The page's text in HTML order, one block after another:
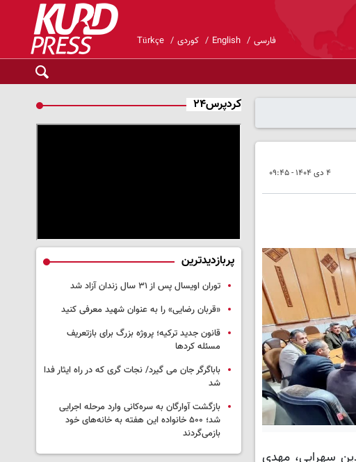
فارسی English کوردی Türkçe
۴ دی ۱۴۰۴ - ۰۹:۴۵
سهرابی، مهدی
کردپرس۲۴
پربازدیدترین
توران اویسال پس از ۳۱ سال زندان آزاد شد
«قربان رضایی» را به عنوان شهید معرفی کنید
قانون جدید ترکیه؛ پروژه بزرگ‌ برای بازتعریف
مسئله کردها
باباگرگر جان می گیرد/ نجات گری که در راه ایثار فدا
شد
بازگشت آوارگان به سره‌کانی وارد مرحله اجرایی
شد؛ ۵۰۰ خانواده این هفته به خانه‌های خود
بازمی‌گردند